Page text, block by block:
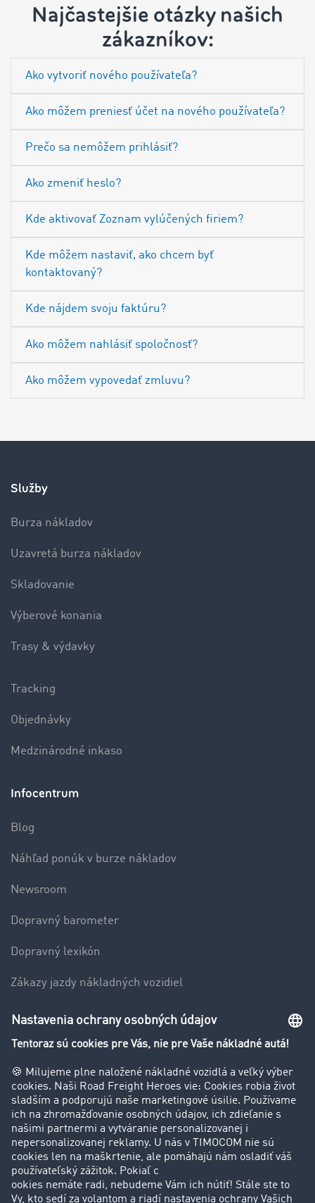
Najčastejšie otázky našich
zákazníkov:
Ako vytvoriť nového používateľa?
Ako môžem preniesť účet na nového používateľa?
Prečo sa nemôžem prihlásiť?
Ako zmeniť heslo?
Kde aktivovať Zoznam vylúčených firiem?
Kde môžem nastaviť, ako chcem byť
kontaktovaný?
Kde nájdem svoju faktúru?
Ako môžem nahlásiť spoločnosť?
Ako môžem vypovedať zmluvu?
Služby
Burza nákladov
Uzavretá burza nákladov
Skladovanie
Výberové konania
Trasy & výdavky
Tracking
Objednávky
Medzinárodné inkaso
Infocentrum
Blog
Náhľad ponúk v burze nákladov
Newsroom
Dopravný barometer
Dopravný lexikón
Zákazy jazdy nákladných vozidiel
Firma
Príbehy zákazníkov
Zákazníci získavajú zákazníkov
Podpora
Kontakt